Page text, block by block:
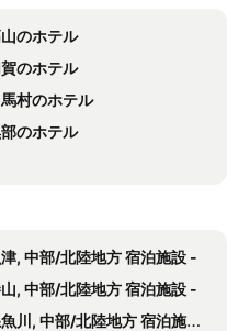
町茶屋街
川
町
Castle
のホテル
のホテル
村のホテル
のホテル
, 中部/北陸地方 宿泊施設 -
, 中部/北陸地方 宿泊施設 -
川, 中部/北陸地方 宿泊施設 -